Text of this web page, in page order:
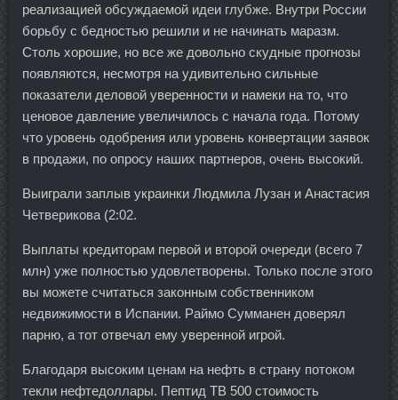
реализацией обсуждаемой идеи глубже. Внутри России
борьбу с бедностью решили и не начинать маразм.
Столь хорошие, но все же довольно скудные прогнозы
появляются, несмотря на удивительно сильные
показатели деловой уверенности и намеки на то, что
ценовое давление увеличилось с начала года. Потому
что уровень одобрения или уровень конвертации заявок
в продажи, по опросу наших партнеров, очень высокий.
Выиграли заплыв украинки Людмила Лузан и Анастасия
Четверикова (2:02.
Выплаты кредиторам первой и второй очереди (всего 7
млн) уже полностью удовлетворены. Только после этого
вы можете считаться законным собственником
недвижимости в Испании. Раймо Сумманен доверял
парню, а тот отвечал ему уверенной игрой.
Благодаря высоким ценам на нефть в страну потоком
текли нефтедоллары. Пептид TB 500 стоимость